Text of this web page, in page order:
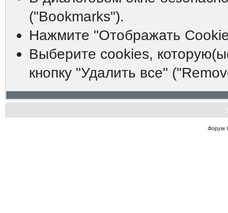
("Bookmarks").
Нажмите "Отображать
Выберите cookies,
кнопку "Удалить все"
Форум